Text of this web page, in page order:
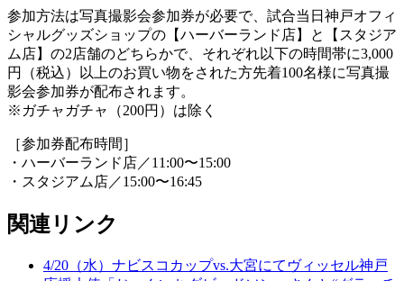
参加方法は写真撮影会参加券が必要で、試合当日神戸オフィ
シャルグッズショップの【ハーバーランド店】と【スタジア
ム店】の2店舗のどちらかで、それぞれ以下の時間帯に3,000
円（税込）以上のお買い物をされた方先着100名様に写真撮
影会参加券が配布されます。
※ガチャガチャ（200円）は除く
［参加券配布時間］
・ハーバーランド店／11:00〜15:00
・スタジアム店／15:00〜16:45
関連リンク
4/20（水）ナビスコカップvs.大宮にてヴィッセル神戸